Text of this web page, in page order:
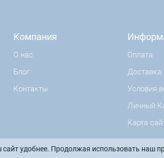
Компания
О нас
Блог
Контакты
Оплата
Доставка
Условия
Личный
Карта
удобнее. Продолжая использовать наш